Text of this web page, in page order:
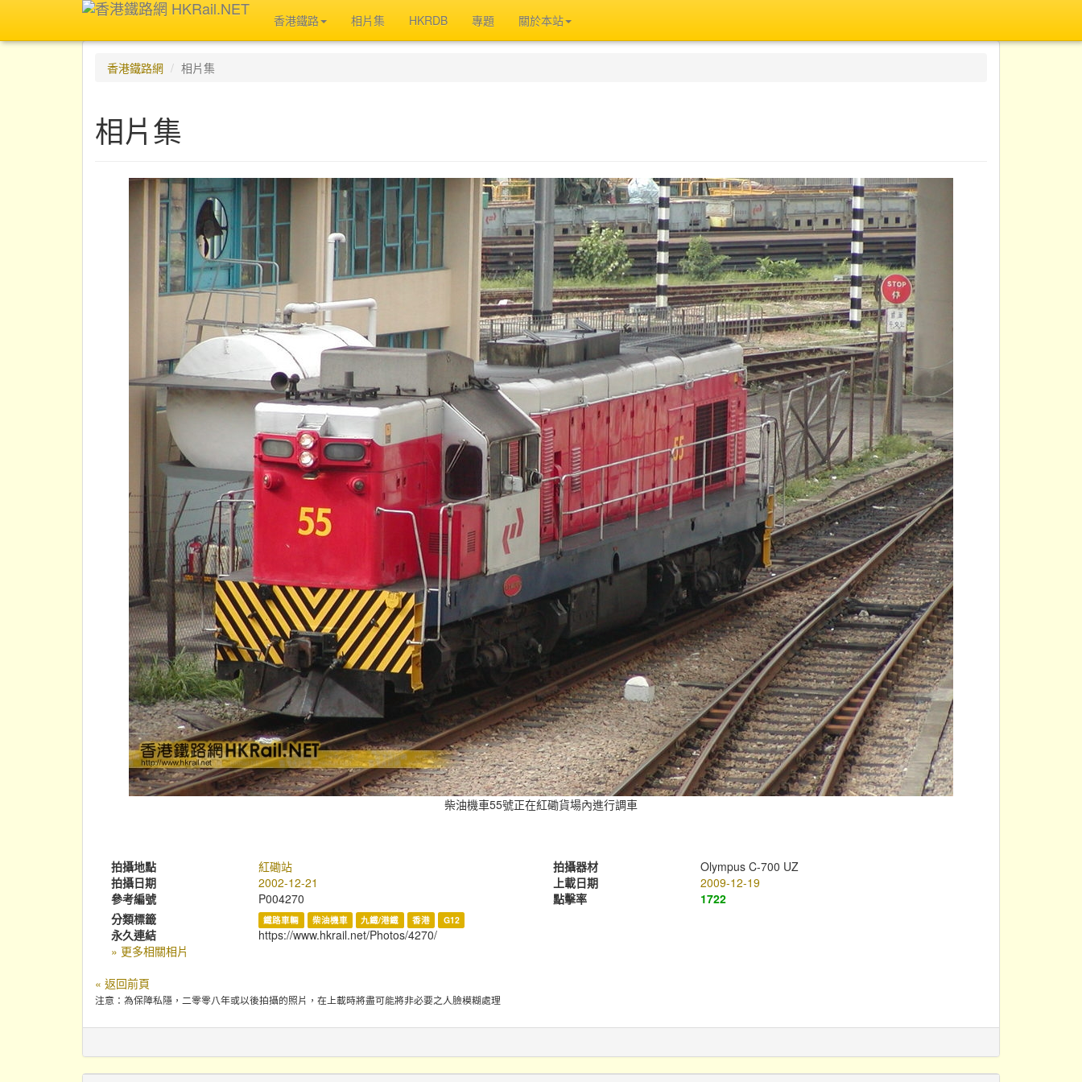
香港鐵路 相片集 HKRDB 專題 關於本站
香港鐵路網 相片集
相片集
柴油機車55號正在紅磡貨場內進行調車
拍攝地點 紅磡站 拍攝器材
Olympus C-700 UZ
拍攝日期
2002-12-21 上載日期
2009-12-19
參考編號
P004270 點擊率
1722
分類標籤
鐵路車輛 柴油機車 九鐵/港鐵 香港 G12
永久連結
https://www.hkrail.net/Photos/4270/
» 更多相關相片
« 返回前頁
注意：為保障私隱，二零零八年或以後拍攝的照片，在上載時將盡可能將非必要之人臉模糊處理